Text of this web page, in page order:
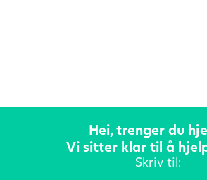
Hei, trenger du
Vi sitter klar til å
Skriv til: